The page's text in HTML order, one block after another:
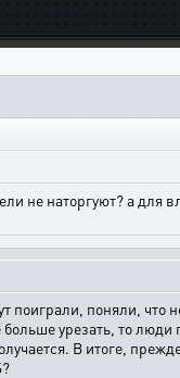
не наторгуют? а
поняли, что
урезать, то люди
В итоге,